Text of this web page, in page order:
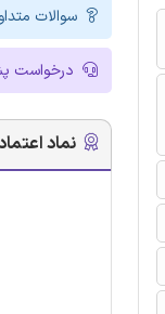
سوالات
درخواست
نماد